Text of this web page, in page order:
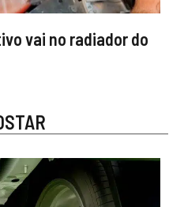
vai no radiador do